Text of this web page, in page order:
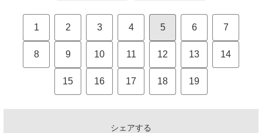
1 2 3 4 5 6 7
8 9 10 11 12 13 14
15 16 17 18 19
シェアする